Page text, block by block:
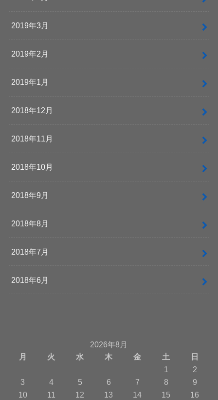
2019年3月
2019年2月
2019年1月
2018年12月
2018年11月
2018年10月
2018年9月
2018年8月
2018年7月
2018年6月
2026年8月
月
火 水 木 金 土
日
1
2
3
4 5 6 7 8
9
10
11 12 13 14 15 16